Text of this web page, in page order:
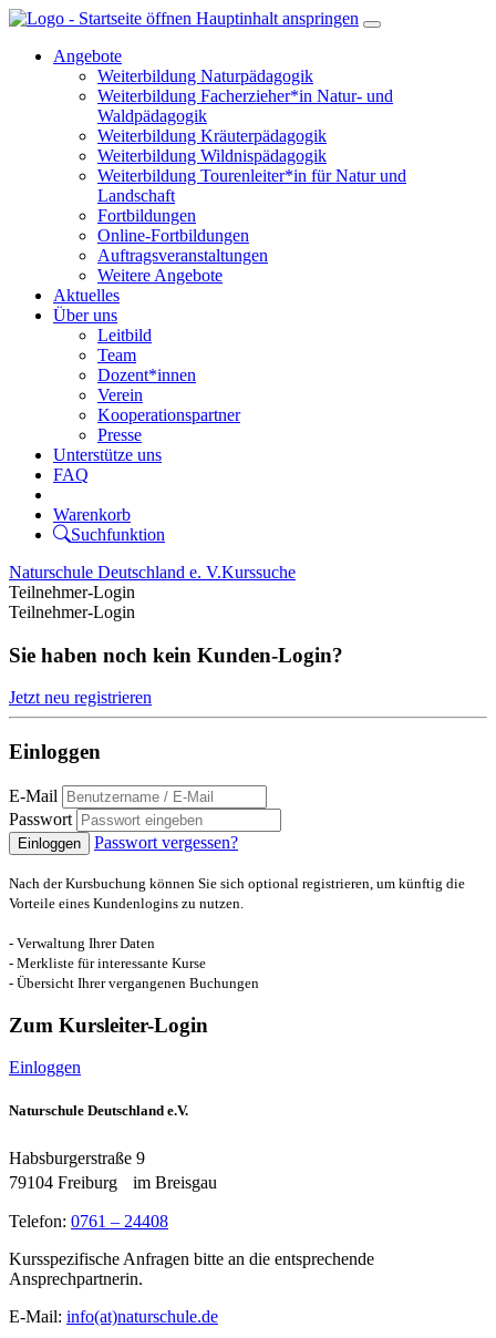
Hauptinhalt anspringen
Angebote
Weiterbildung Naturpädagogik
Weiterbildung Facherzieher*in Natur- und
Waldpädagogik
Weiterbildung Kräuterpädagogik
Weiterbildung Wildnispädagogik
Weiterbildung Tourenleiter*in für Natur und
Landschaft
Fortbildungen
Online-Fortbildungen
Auftragsveranstaltungen
Weitere Angebote
Aktuelles
Über uns
Leitbild
Team
Dozent*innen
Verein
Kooperationspartner
Presse
Unterstütze uns
FAQ
Warenkorb
Suchfunktion
Naturschule Deutschland e. V.Kurssuche
Teilnehmer-Login
Teilnehmer-Login
Sie haben noch kein Kunden-Login?
Jetzt neu registrieren
Einloggen
E-Mail
Passwort
Einloggen Passwort vergessen?
Nach der Kursbuchung können Sie sich optional registrieren, um künftig die
Vorteile eines Kundenlogins zu nutzen.
- Verwaltung Ihrer Daten
- Merkliste für interessante Kurse
- Übersicht Ihrer vergangenen Buchungen
Zum Kursleiter-Login
Einloggen
Naturschule Deutschland e.V.
Habsburgerstraße 9
79104 Freiburg im Breisgau
Telefon: 0761 – 24408
Kursspezifische Anfragen bitte an die entsprechende
Ansprechpartnerin.
E-Mail: info(at)naturschule.de